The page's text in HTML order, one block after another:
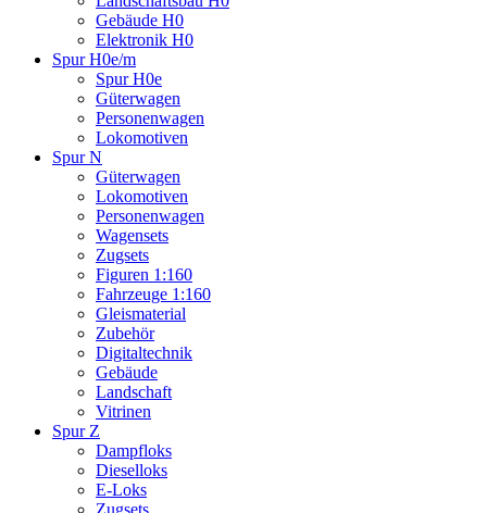
Gebäude H0
Elektronik H0
Spur H0e/m
Spur H0e
Güterwagen
Personenwagen
Lokomotiven
Spur N
Güterwagen
Lokomotiven
Personenwagen
Wagensets
Zugsets
Figuren 1:160
Fahrzeuge 1:160
Gleismaterial
Zubehör
Digitaltechnik
Gebäude
Landschaft
Vitrinen
Spur Z
Dampfloks
Dieselloks
E-Loks